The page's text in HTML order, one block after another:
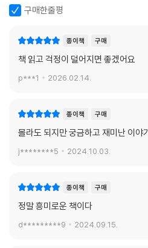
구매한줄평
종이책 구매
책 읽고 걱정이 덜어지면 좋겠어요
p***1 2026.02.14.
종이책 구매
몰라도 되지만 궁금하고 재미난 이야기
j********5 2024.10.03.
종이책 구매
정말 흥미로운 책이다
d*********9 2024.09.15.